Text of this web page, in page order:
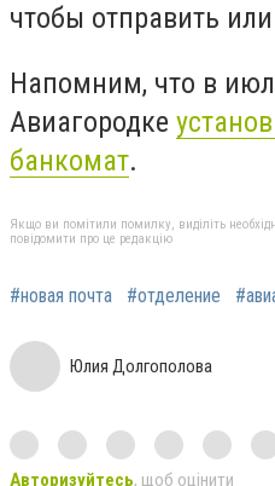
чтобы отправить
Напомним, что в
Авиагородке
банкомат.
Якщо ви помітили помилку, виділіть
повідомити про це редакцію
#новая почта #отделение
Юлия Долгополова
Авторизуйтесь, щоб оцінити